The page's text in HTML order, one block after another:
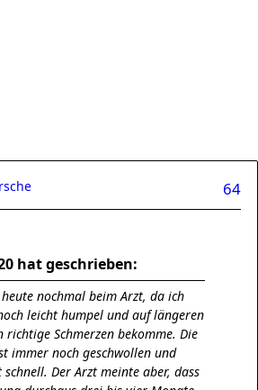
64
hat geschrieben:
nochmal beim Arzt, da ich
leicht humpel und auf längeren
richtige Schmerzen bekomme. Die
immer noch geschwollen und
Der Arzt meinte aber, dass